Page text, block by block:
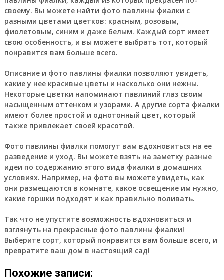
своему. Вы можете найти фото павлины фиалки с
разными цветами цветков: красным, розовым,
фиолетовым, синим и даже белым. Каждый сорт имеет
свою особенность, и вы можете выбрать тот, который
понравится вам больше всего.
Описание и фото павлины фиалки позволяют увидеть,
какие у нее красивые цветы и насколько они нежны.
Некоторые цветки напоминают павлиний глаз своим
насыщенным оттенком и узорами. А другие сорта фиалки
имеют более простой и однотонный цвет, который
также привлекает своей красотой.
Фото павлины фиалки помогут вам вдохновиться на ее
разведение и уход. Вы можете взять на заметку разные
идеи по содержанию этого вида фиалки в домашних
условиях. Например, на фото вы можете увидеть, как
они размещаются в комнате, какое освещение им нужно,
какие горшки подходят и как правильно поливать.
Так что не упустите возможность вдохновиться и
взглянуть на прекрасные фото павлины фиалки!
Выберите сорт, который понравится вам больше всего, и
превратите ваш дом в настоящий сад!
Похожие записи: